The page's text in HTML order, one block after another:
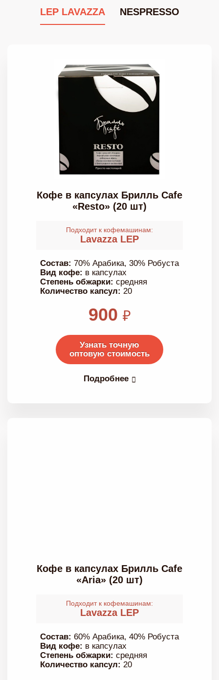
LEP LAVAZZA NESPRESSO
Кофе в капсулах Брилль Cafe
«Resto» (20 шт)
Подходит к кофемашинам:
Lavazza LEP
Состав: 70% Арабика, 30% Робуста
Вид кофе: в капсулах
Степень обжарки: средняя
Количество капсул: 20
900 ₽
Узнать точную
оптовую стоимость
Подробнее
Кофе в капсулах Брилль Cafe
«Аria» (20 шт)
Подходит к кофемашинам:
Lavazza LEP
Состав: 60% Арабика, 40% Робуста
Вид кофе: в капсулах
Степень обжарки: средняя
Количество капсул: 20